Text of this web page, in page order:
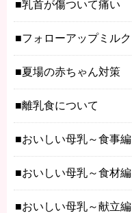
乳首が傷ついて痛い
フォローアップミルク
夏場の赤ちゃん対策
離乳食について
おいしい母乳～食事編
おいしい母乳～食材編
おいしい母乳～献立編